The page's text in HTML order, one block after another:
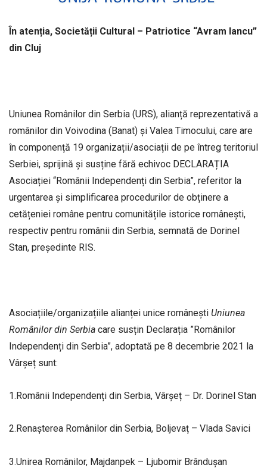
În atenția, Societății Cultural – Patriotice “Avram Iancu”
din Cluj
Uniunea Românilor din Serbia (URS), alianță reprezentativă a
românilor din Voivodina (Banat) și Valea Timocului, care are
în componență 19 organizații/asociații de pe întreg teritoriul
Serbiei, sprijină și susține fără echivoc DECLARAȚIA
Asociației “Românii Independenți din Serbia”, referitor la
urgentarea și simplificarea procedurilor de obținere a
cetățeniei române pentru comunitățile istorice românești,
respectiv pentru românii din Serbia, semnată de Dorinel
Stan, preşedinte RIS.
Asociațiile/organizațiile alianței unice românești Uniunea
Românilor din Serbia care susțin Declarația ”Românilor
Independenți din Serbia”, adoptată pe 8 decembrie 2021 la
Vârșeț sunt:
1.Românii Independenți din Serbia, Vârșeț – Dr. Dorinel Stan
2.Renașterea Românilor din Serbia, Boljevaț – Vlada Savici
3.Unirea Românilor, Majdanpek – Ljubomir Brândușan